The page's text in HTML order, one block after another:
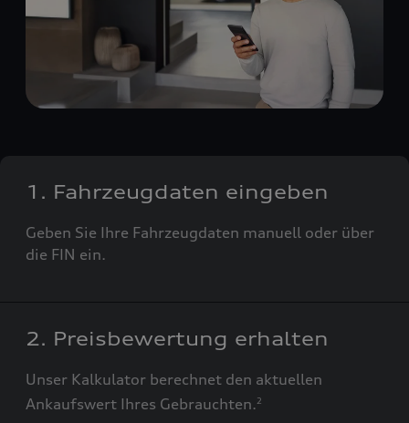
1. Fahrzeugdaten eingeben
Geben Sie Ihre Fahrzeugdaten manuell oder über
die FIN ein.
2. Preisbewertung erhalten
Unser Kalkulator berechnet den aktuellen
Ankaufswert Ihres Gebrauchten.2